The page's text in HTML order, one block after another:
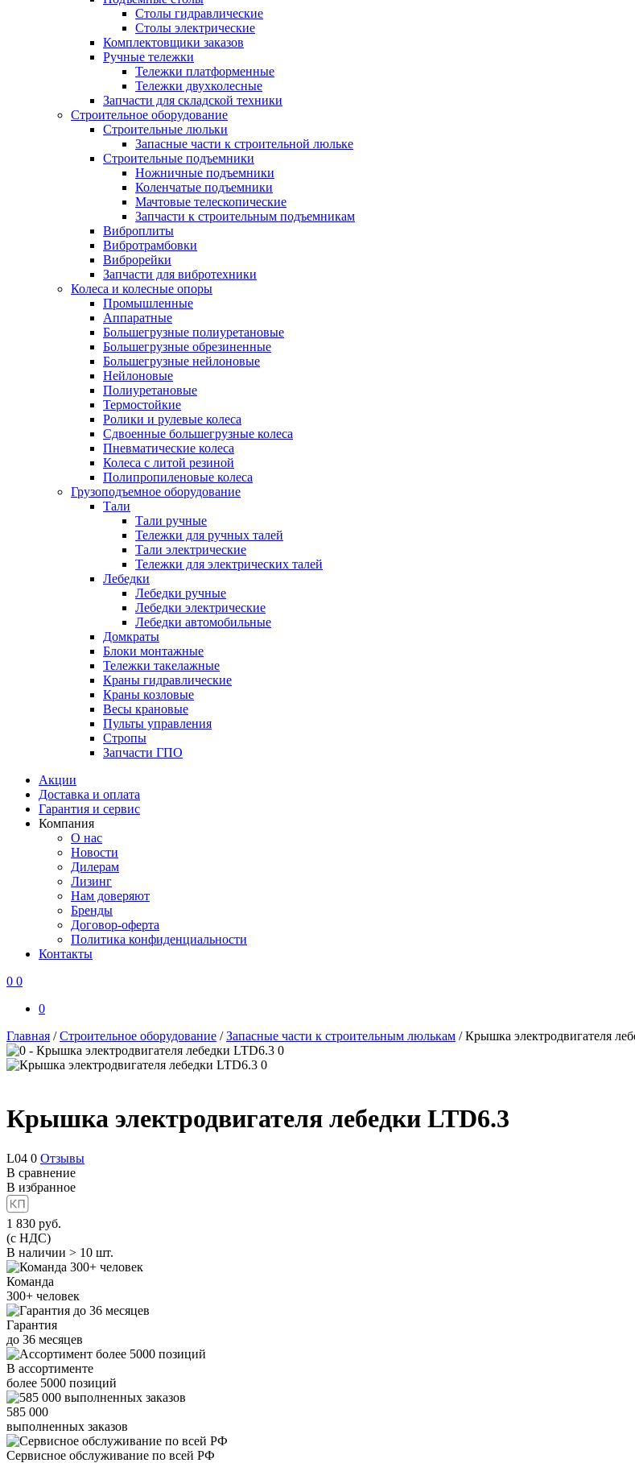
Столы гидравлические
Столы электрические
Комплектовщики заказов
Ручные тележки
Тележки платформенные
Тележки двухколесные
Запчасти для складской техники
Строительное оборудование
Строительные люльки
Запасные части к строительной люльке
Строительные подъемники
Ножничные подъемники
Коленчатые подъемники
Мачтовые телескопические
Запчасти к строительным подъемникам
Виброплиты
Вибротрамбовки
Виброрейки
Запчасти для вибротехники
Колеса и колесные опоры
Промышленные
Аппаратные
Большегрузные полиуретановые
Большегрузные обрезиненные
Большегрузные нейлоновые
Нейлоновые
Полиуретановые
Термостойкие
Ролики и рулевые колеса
Сдвоенные большегрузные колеса
Пневматические колеса
Колеса с литой резиной
Полипропиленовые колеса
Грузоподъемное оборудование
Тали
Тали ручные
Тележки для ручных талей
Тали электрические
Тележки для электрических талей
Лебедки
Лебедки ручные
Лебедки электрические
Лебедки автомобильные
Домкраты
Блоки монтажные
Тележки такелажные
Краны гидравлические
Краны козловые
Весы крановые
Пульты управления
Стропы
Запчасти ГПО
Акции
Доставка и оплата
Гарантия и сервис
Компания
О нас
Новости
Дилерам
Лизинг
Нам доверяют
Бренды
Договор-оферта
Политика конфиденциальности
Контакты
0 0
0
Главная /Строительное оборудование /Запасные части к строительным люлькам /Крышка электродвигателя
Крышка электродвигателя лебедки LTD6.3
L04 0 Отзывы
В сравнение
В избранное
1 830 руб.
(с НДС)
В наличии > 10 шт.
Команда
300+ человек
Гарантия
до 36 месяцев
В ассортименте
более 5000 позиций
585 000
выполненных заказов
Сервисное обслуживание по всей РФ